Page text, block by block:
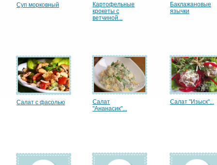
Суп морковный
Картофельные
крокеты с
ветчиной...
Баклажановые
язычки
Салат с фасолью
Салат
"Ананасик"...
Салат "Изыск"...